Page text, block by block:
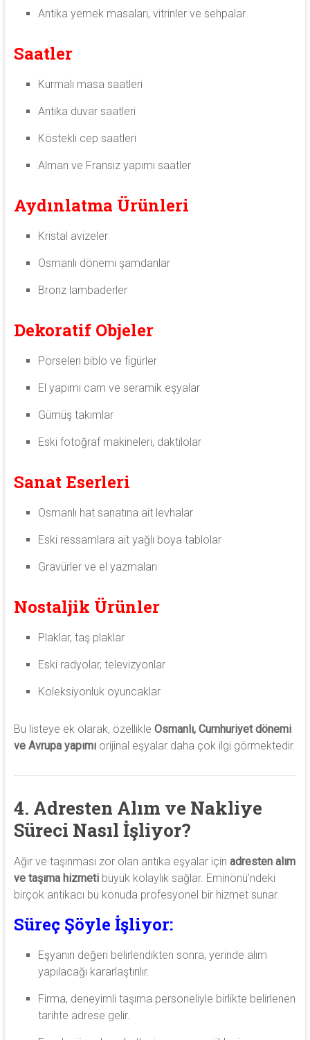
Antika yemek masaları, vitrinler ve sehpalar
Saatler
Kurmalı masa saatleri
Antika duvar saatleri
Köstekli cep saatleri
Alman ve Fransız yapımı saatler
Aydınlatma Ürünleri
Kristal avizeler
Osmanlı dönemi şamdanlar
Bronz lambaderler
Dekoratif Objeler
Porselen biblo ve figürler
El yapımı cam ve seramik eşyalar
Gümüş takımlar
Eski fotoğraf makineleri, daktilolar
Sanat Eserleri
Osmanlı hat sanatına ait levhalar
Eski ressamlara ait yağlı boya tablolar
Gravürler ve el yazmaları
Nostaljik Ürünler
Plaklar, taş plaklar
Eski radyolar, televizyonlar
Koleksiyonluk oyuncaklar
Bu listeye ek olarak, özellikle Osmanlı, Cumhuriyet dönemi
ve Avrupa yapımıorijinal eşyalar daha çok ilgi görmektedir.
4. Adresten Alım ve Nakliye
Süreci Nasıl İşliyor?
Ağır ve taşınması zor olan antika eşyalar için adresten alım
ve taşıma hizmetibüyük kolaylık sağlar. Eminönü’ndeki
birçok antikacı bu konuda profesyonel bir hizmet sunar.
Süreç Şöyle İşliyor:
Eşyanın değeri belirlendikten sonra, yerinde alım
yapılacağı kararlaştırılır.
Firma, deneyimli taşıma personeliyle birlikte belirlenen
tarihte adrese gelir.